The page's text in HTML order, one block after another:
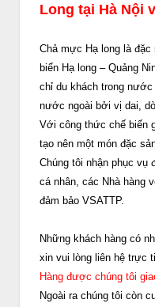
Long tại Hà Nội
Chả mực Hạ long là
biển Hạ long – Quảng
chỉ du khách trong
nước ngoài bởi vị dai,
Với công thức chế biến
tạo nên một món đặc
Chúng tôi nhận phục vụ
cá nhân, các Nhà hàng
đảm bảo VSATTP.
Những khách hàng có
xin vui lòng liên hệ trực
Hàng được chúng tôi
Ngoài ra chúng tôi còn